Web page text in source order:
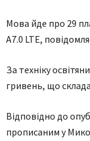
Мова йде про 29
A7.0 LTE,
За техніку
гривень, що
Відповідно до
прописаним у